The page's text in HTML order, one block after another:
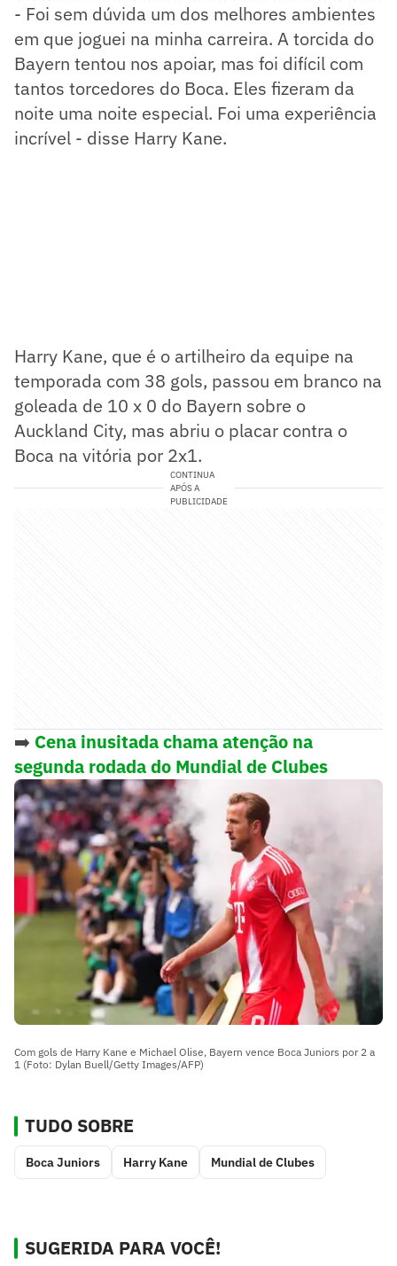
- Foi sem dúvida um dos melhores ambientes
em que joguei na minha carreira. A torcida do
Bayern tentou nos apoiar, mas foi difícil com
tantos torcedores do Boca. Eles fizeram da
noite uma noite especial. Foi uma experiência
incrível - disse Harry Kane.
Harry Kane, que é o artilheiro da equipe na
temporada com 38 gols, passou em branco na
goleada de 10 x 0 do Bayern sobre o
Auckland City, mas abriu o placar contra o
Boca na vitória por 2x1.
CONTINUA
APÓS A
PUBLICIDADE
➡️ Cena inusitada chama atenção na
segunda rodada do Mundial de Clubes
Com gols de Harry Kane e Michael Olise, Bayern vence Boca Juniors por 2 a
1 (Foto: Dylan Buell/Getty Images/AFP)
TUDO SOBRE
Boca Juniors Harry Kane Mundial de Clubes
SUGERIDA PARA VOCÊ!